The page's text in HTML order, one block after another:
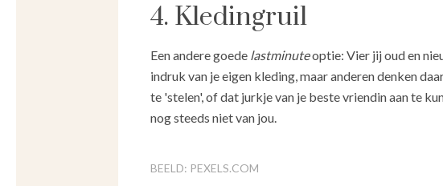
4. Kledingruil
Een andere goede lastminuteoptie: Vier jij oud en
indruk van je eigen kleding, maar anderen denken
te 'stelen', of dat jurkje van je beste vriendin aan te
nog steeds niet van jou.
BEELD: PEXELS.COM